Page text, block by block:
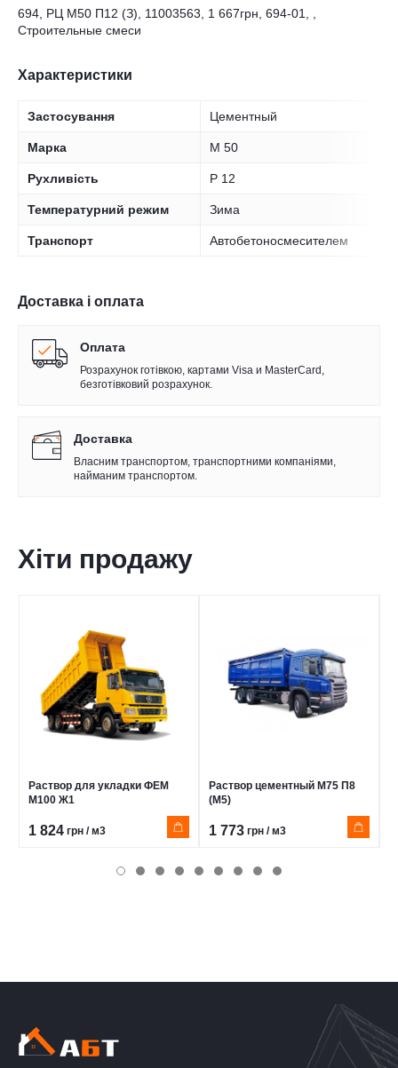
694, РЦ М50 П12 (З), 11003563, 1 667грн, 694-01, ,
Строительные смеси
Характеристики
Застосування Цементный
Марка M 50
Рухливість P 12
Температурний режим Зима
Транспорт Автобетоносмесителем
Доставка і оплата
Оплата
Розрахунок готівкою, картами Visa и MasterCard,
безготівковий розрахунок.
Доставка
Власним транспортом, транспортними компаніями,
найманим транспортом.
Хіти продажу
Раствор для укладки ФЕМ
М100 Ж1
1 824 грн / м3
Раствор цементный М75 П8
(М5)
1 773 грн / м3